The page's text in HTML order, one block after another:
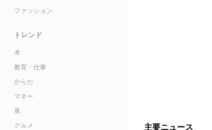
主要ニュース
ファッション
トレンド
本
教育・仕事
からだ
マネー
車
グルメ